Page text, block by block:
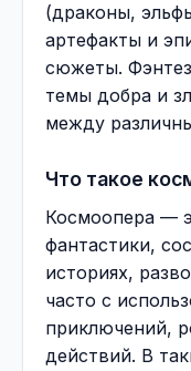
(драконы,
артефакты и
сюжеты.
темы добра и
между
Что такое
Космоопера —
фантастики,
историях,
часто с
приключений,
действий. В